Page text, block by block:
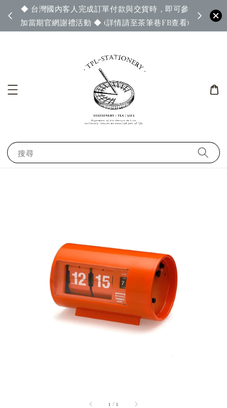
◆ 台灣國內客人完成訂單付款與交貨時，即可參
加當期官網謝禮活動 ◆ (詳情請至茶筆巷FB查看)
◆ 官
搜尋
1 /1